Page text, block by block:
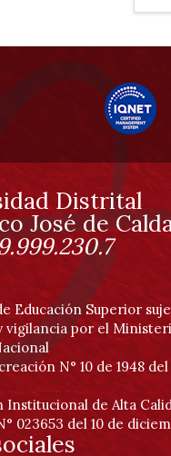
Distrital
José de
Educación Superior
vigilancia por el
N° 10 de 1948
Institucional de Alta
023653 del 10 de